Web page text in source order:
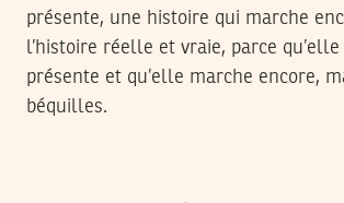
présente, une histoire qui marche
l’histoire réelle et vraie, parce
présente et qu’elle marche encore,
béquilles.